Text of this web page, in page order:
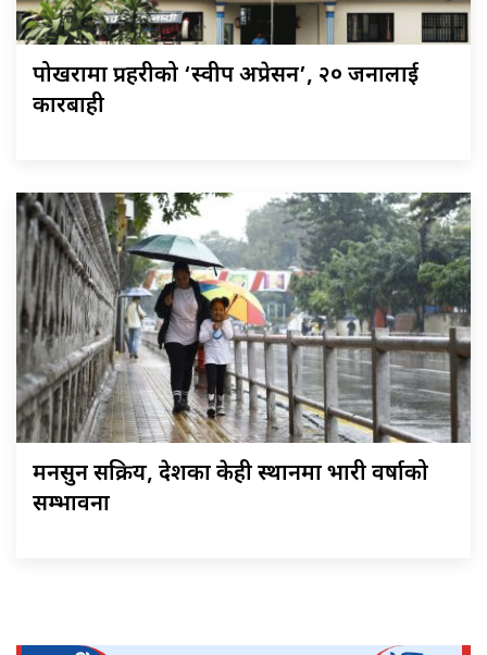
पोखरामा प्रहरीको ‘स्वीप अप्रेसन’, २० जनालाई
कारबाही
मनसुन सक्रिय, देशका केही स्थानमा भारी वर्षाको
सम्भावना